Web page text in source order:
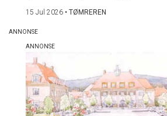
15 Jul 2026 • TØMREREN